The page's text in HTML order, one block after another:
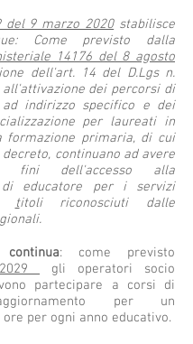
del 9 marzo 2020stabilisce
Come previsto dalla
14176 del 8 agosto
dell'art. 14 del D.Lgs n.
dei percorsi di
indirizzo specifico e dei
per laureati in
formazione primaria, di cui
continuano ad avere
fini dell'accesso alla
di educatore per i servizi
i
titoli riconosciuti dalle
continua: come previsto
gli operatori socio
partecipare a corsi di
aggiornamento per un
per ogni anno educativo.